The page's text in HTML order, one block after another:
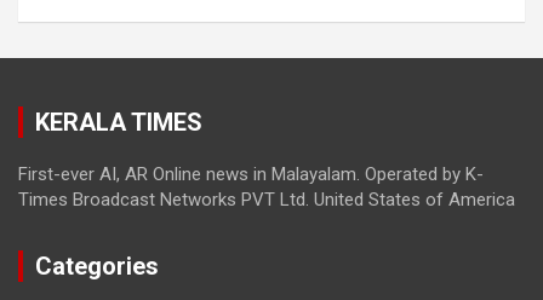
അഖില്‍ മാരാര്‍ ട്വന്റി 20 വിട്ടു
KERALA TIMES
First-ever AI, AR Online news in Malayalam. Operated by K-
Times Broadcast Networks PVT Ltd. United States of America
Categories